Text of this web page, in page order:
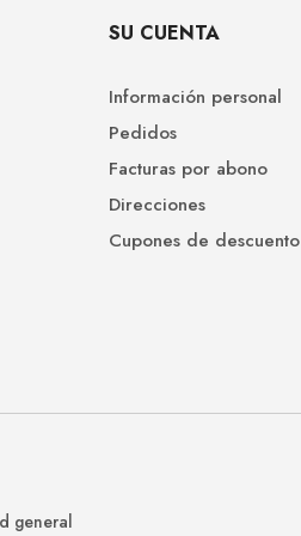
SU CUENTA
Información personal
Pedidos
Facturas por abono
Direcciones
Cupones de descuento
general